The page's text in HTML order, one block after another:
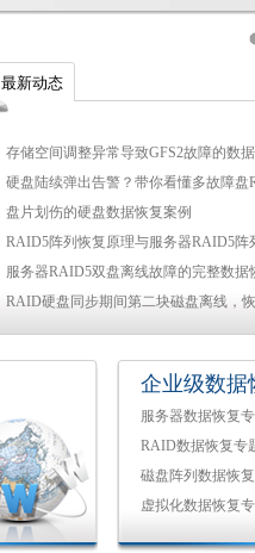
最新动态
存储空间调整异常导致GFS2故障的数
硬盘陆续弹出告警？带你看懂多故障盘
盘片划伤的硬盘数据恢复案例
RAID5阵列恢复原理与服务器RAID5阵
服务器RAID5双盘离线故障的完整数据
RAID硬盘同步期间第二块磁盘离线，
企业级数据
服务器数据恢复
RAID数据恢复专
磁盘阵列数据恢
虚拟化数据恢复